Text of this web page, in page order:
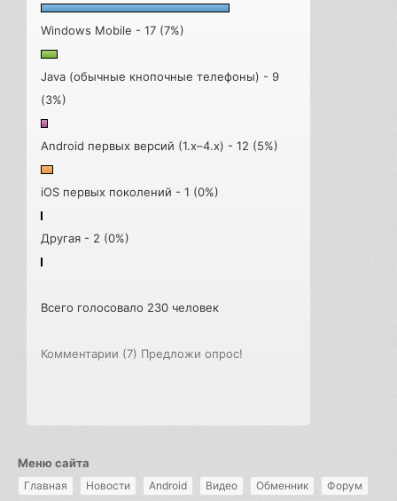
Windows Mobile - 17 (7%)
Java (обычные кнопочные телефоны) - 9
(3%)
Android первых версий (1.x–4.x) - 12 (5%)
iOS первых поколений - 1 (0%)
Другая - 2 (0%)
Всего голосовало 230 человек
Комментарии (7) Предложи опрос!
Меню сайта
Главная Новости Android Видео Обменник Форум